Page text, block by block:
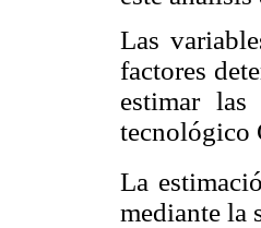
Las
factores
estimar
tecnológico
La
mediante la